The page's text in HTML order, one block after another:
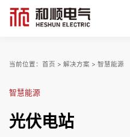
当前位置： 首页 > 解决方案 > 智慧能源
智慧能源
光伏电站